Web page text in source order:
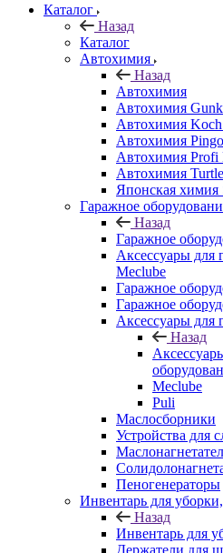
Каталог
Назад
Каталог
Автохимия
Назад
Автохимия
Автохимия Gunk
Автохимия
Автохимия Pingo
Автохимия Profi
Автохимия
Японская химия
Гаражное
Назад
Гаражное
Аксессуары для
Meclube
Гаражное
Гаражное
Аксессуары для
Назад
Meclube
Puli
Маслосборники
Устройства для
Пеногенераторы
Инвентарь для
Назад
Инвентарь для
Держатели для